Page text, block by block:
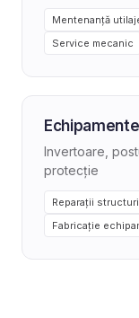
Mentenanță
Service mecanic
Invertoare,
protecție
Reparații
Fabricație